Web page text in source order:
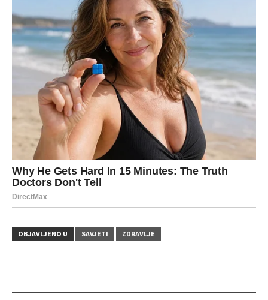
OBJAVLJENO U SAVJETI ZDRAVLJE